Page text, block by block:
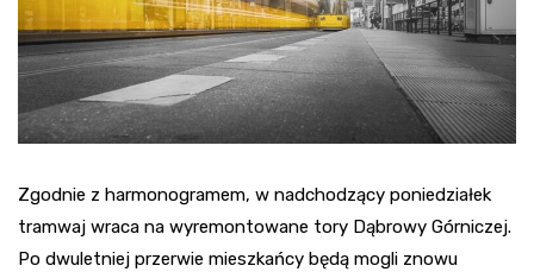
Zgodnie z harmonogramem, w nadchodzący poniedziałek
tramwaj wraca na wyremontowane tory Dąbrowy Górniczej.
Po dwuletniej przerwie mieszkańcy będą mogli znowu